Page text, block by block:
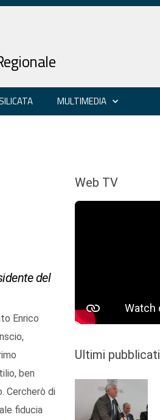
MULTIMEDIA
del
Enrico
ben
Cercherò di
fiducia
Web TV
Ultimi pubblicati